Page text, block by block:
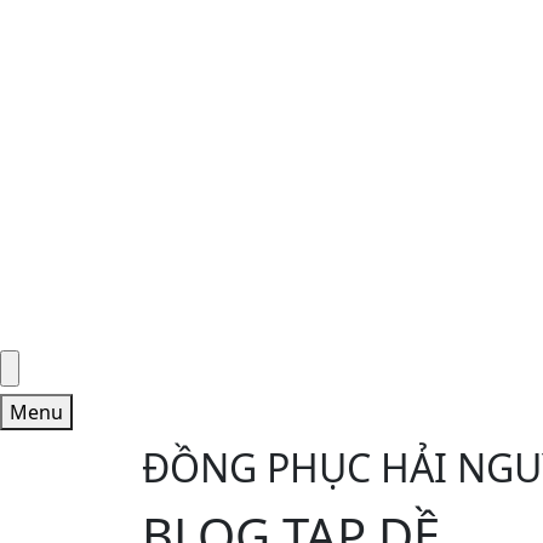
Menu
ĐỒNG PHỤC HẢI